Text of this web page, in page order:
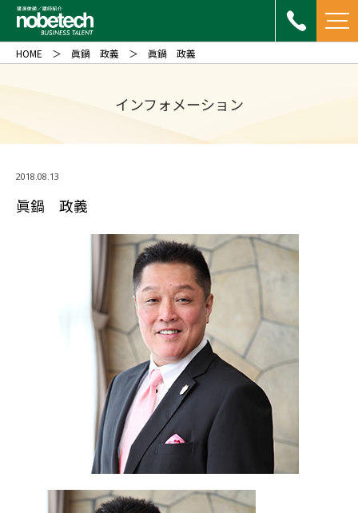
インフォメーション
HOME 眞鍋 政義 眞鍋 政義
2018.08.13
眞鍋 政義